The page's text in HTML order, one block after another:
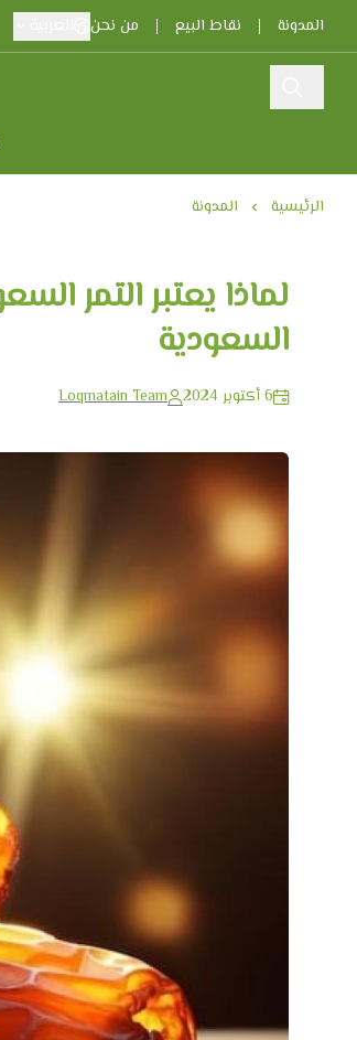
المدونة نقاط البيع من نحن
الرئيسية المدونة
لماذا يعتبر التمر
السعودية
6 أكتوبر 2024 Loqmatain Team